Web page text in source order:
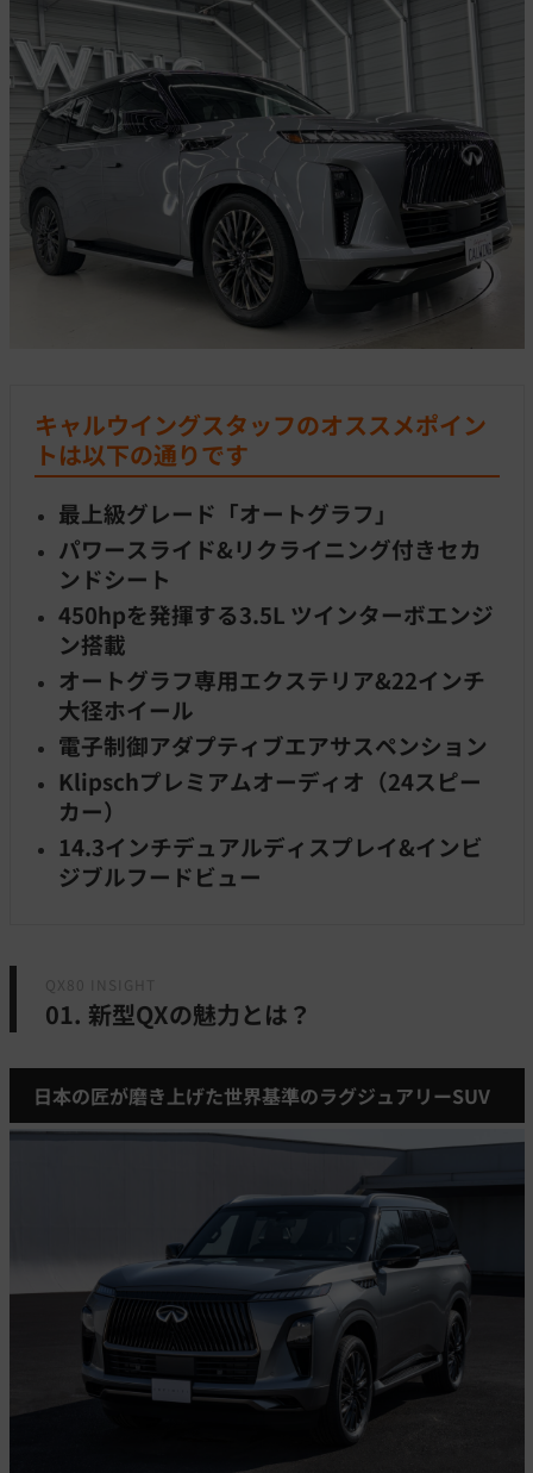
キャルウイングスタッフのオススメポイン
トは以下の通りです
最上級グレード「オートグラフ」
パワースライド&リクライニング付きセカ
ンドシート
450hpを発揮する3.5L ツインターボエンジ
ン搭載
オートグラフ専用エクステリア&22インチ
大径ホイール
電子制御アダプティブエアサスペンション
Klipschプレミアムオーディオ（24スピー
カー）
14.3インチデュアルディスプレイ&インビ
ジブルフードビュー
QX80 INSIGHT
01. 新型QXの魅力とは？
日本の匠が磨き上げた世界基準のラグジュアリーSUV